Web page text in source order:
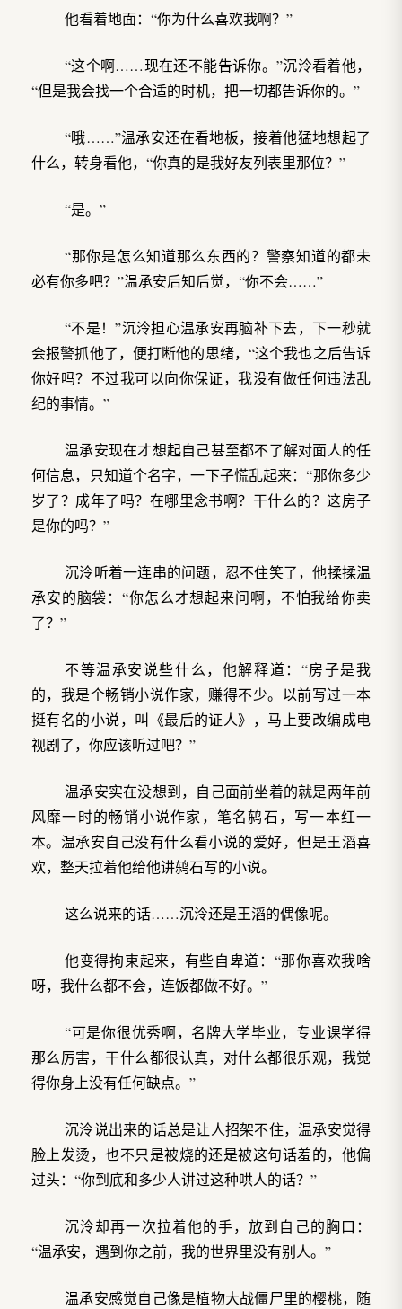
他看着地面：“你为什么喜欢我啊？”
“这个啊……现在还不能告诉你。”沉泠看着他，
“但是我会找一个合适的时机，把一切都告诉你的。”
“哦……”温承安还在看地板，接着他猛地想起了
什么，转身看他，“你真的是我好友列表里那位？”
“是。”
“那你是怎么知道那么东西的？警察知道的都未
必有你多吧？”温承安后知后觉，“你不会……”
“不是！”沉泠担心温承安再脑补下去，下一秒就
会报警抓他了，便打断他的思绪，“这个我也之后告诉
你好吗？不过我可以向你保证，我没有做任何违法乱
纪的事情。”
温承安现在才想起自己甚至都不了解对面人的任
何信息，只知道个名字，一下子慌乱起来：“那你多少
岁了？成年了吗？在哪里念书啊？干什么的？这房子
是你的吗？”
沉泠听着一连串的问题，忍不住笑了，他揉揉温
承安的脑袋：“你怎么才想起来问啊，不怕我给你卖
了？”
不等温承安说些什么，他解释道：“房子是我
的，我是个畅销小说作家，赚得不少。以前写过一本
挺有名的小说，叫《最后的证人》，马上要改编成电
视剧了，你应该听过吧？”
温承安实在没想到，自己面前坐着的就是两年前
风靡一时的畅销小说作家，笔名鸫石，写一本红一
本。温承安自己没有什么看小说的爱好，但是王滔喜
欢，整天拉着他给他讲鸫石写的小说。
这么说来的话……沉泠还是王滔的偶像呢。
他变得拘束起来，有些自卑道：“那你喜欢我啥
呀，我什么都不会，连饭都做不好。”
“可是你很优秀啊，名牌大学毕业，专业课学得
那么厉害，干什么都很认真，对什么都很乐观，我觉
得你身上没有任何缺点。”
沉泠说出来的话总是让人招架不住，温承安觉得
脸上发烫，也不只是被烧的还是被这句话羞的，他偏
过头：“你到底和多少人讲过这种哄人的话？”
沉泠却再一次拉着他的手，放到自己的胸口：
“温承安，遇到你之前，我的世界里没有别人。”
温承安感觉自己像是植物大战僵尸里的樱桃，随